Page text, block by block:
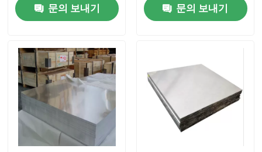
제품
우리에 대하여
공장 여행
문의 보내기
문의 보내기